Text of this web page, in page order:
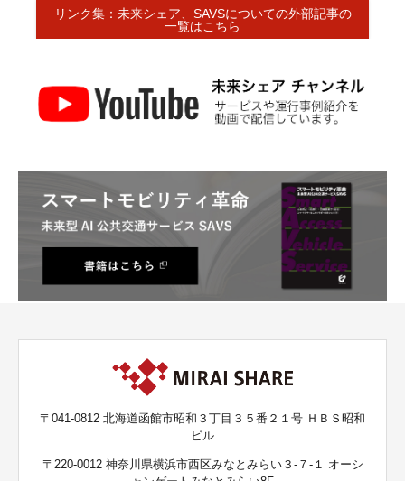
リンク集：未来シェア、SAVSについての外部記事の
一覧はこちら
〒041-0812 北海道函館市昭和３丁目３５番２１号 ＨＢＳ昭和
ビル
〒220-0012 神奈川県横浜市西区みなとみらい３-７-１ オーシ